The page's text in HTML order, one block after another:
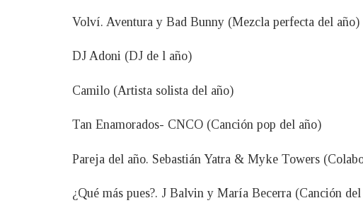
Volví. Aventura y Bad Bunny (Mezcla perfecta del año)
DJ Adoni (DJ de l año)
Camilo (Artista solista del año)
Tan Enamorados- CNCO (Canción pop del año)
Pareja del año. Sebastián Yatra & Myke Towers
¿Qué más pues?. J Balvin y María Becerra (Canción